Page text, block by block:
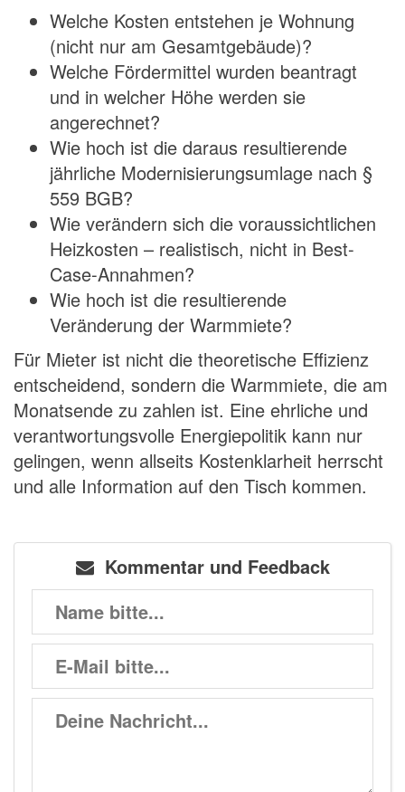
Welche Kosten entstehen je Wohnung
(nicht nur am Gesamtgebäude)?
Welche Fördermittel wurden beantragt
und in welcher Höhe werden sie
angerechnet?
Wie hoch ist die daraus resultierende
jährliche Modernisierungsumlage nach §
559 BGB?
Wie verändern sich die voraussichtlichen
Heizkosten – realistisch, nicht in Best-
Case-Annahmen?
Wie hoch ist die resultierende
Veränderung der Warmmiete?
Für Mieter ist nicht die theoretische Effizienz
entscheidend, sondern die Warmmiete, die am
Monatsende zu zahlen ist. Eine ehrliche und
verantwortungsvolle Energiepolitik kann nur
gelingen, wenn allseits Kostenklarheit herrscht
und alle Information auf den Tisch kommen.
Kommentar und Feedback